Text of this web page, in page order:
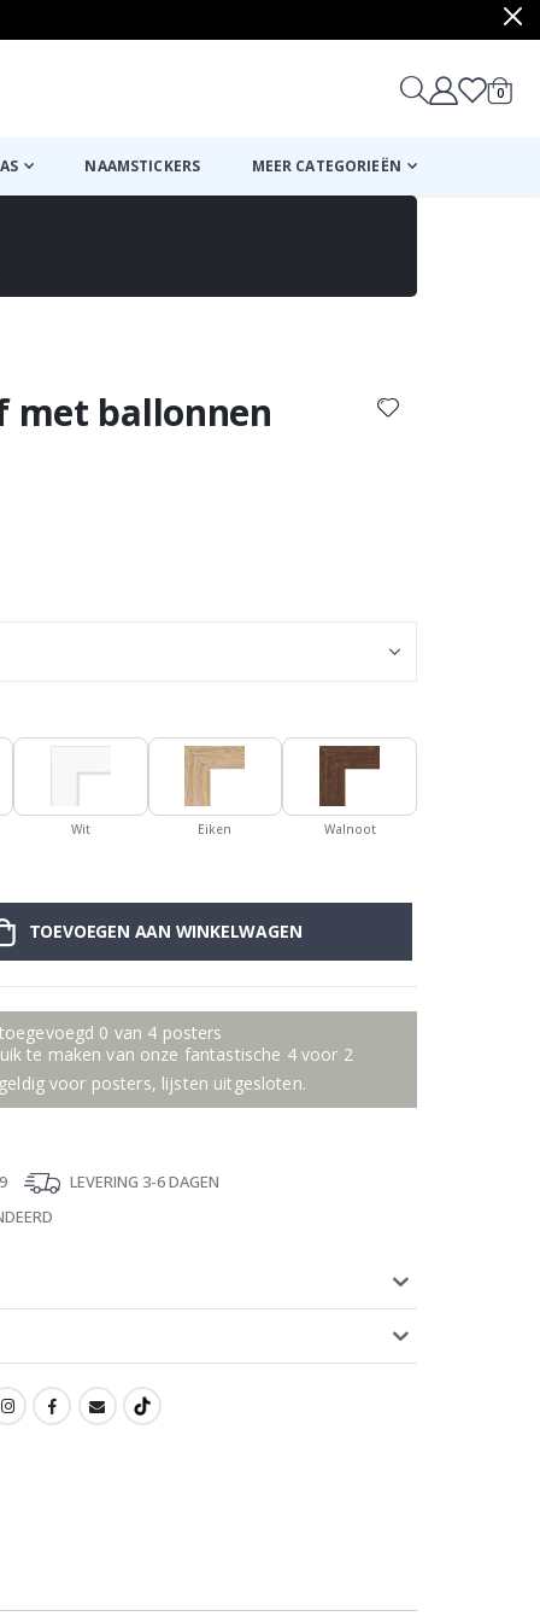
0
NAAMSTICKERS MEER CATEGORIEËN
met ballonnen
Wit Eiken Walnoot
TOEVOEGEN AAN WINKELWAGEN
0 van 4 posters
te maken van onze fantastische 4 voor 2
voor posters, lijsten uitgesloten.
LEVERING 3-6 DAGEN